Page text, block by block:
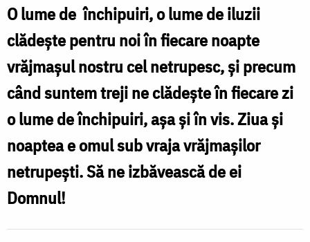
gata
de
luptă,
căci
vrăjmașul
dormitează
niciodată!
/
Foto:
O lume de închipuiri, o lume de iluzii
clădește pentru noi în fiecare noapte
vrăjmașul nostru cel netrupesc, și precum
când suntem treji ne clădește în fiecare zi
o lume de închipuiri, așa și în vis. Ziua și
noaptea e omul sub vraja vrăjmașilor
netrupești. Să ne izbăvească de ei
Domnul!